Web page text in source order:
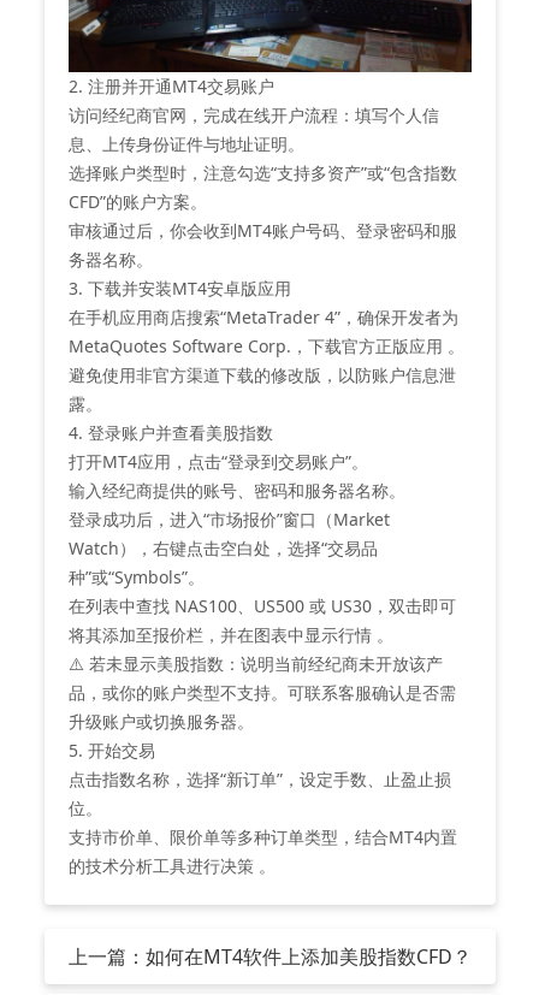
2. 注册并开通MT4交易账户
访问经纪商官网，完成在线开户流程：填写个人信
息、上传身份证件与地址证明。
选择账户类型时，注意勾选“支持多资产”或“包含指数
CFD”的账户方案。
审核通过后，你会收到MT4账户号码、登录密码和服
务器名称。
3. 下载并安装MT4安卓版应用
在手机应用商店搜索“‌MetaTrader 4‌”，确保开发者为
‌MetaQuotes Software Corp.‌，下载官方正版应用 。
避免使用非官方渠道下载的修改版，以防账户信息泄
露。
4. 登录账户并查看美股指数
打开MT4应用，点击“登录到交易账户”。
输入经纪商提供的账号、密码和服务器名称。
登录成功后，进入“市场报价”窗口（Market
Watch），右键点击空白处，选择“‌交易品
种‌”或“Symbols”。
在列表中查找 ‌NAS100‌、‌US500‌ 或 ‌US30‌，双击即可
将其添加至报价栏，并在图表中显示行情 。
⚠️ ‌若未显示美股指数‌：说明当前经纪商未开放该产
品，或你的账户类型不支持。可联系客服确认是否需
升级账户或切换服务器。
5. 开始交易
点击指数名称，选择“新订单”，设定手数、止盈止损
位。
支持市价单、限价单等多种订单类型，结合MT4内置
的技术分析工具进行决策 。
上一篇：如何在MT4软件上添加美股指数CFD？